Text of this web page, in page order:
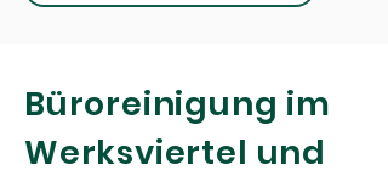
Büroreinigung im
Werksviertel und